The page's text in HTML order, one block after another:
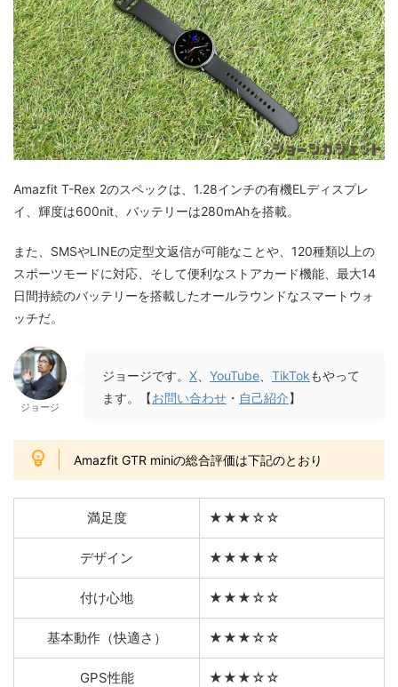
Amazfit T-Rex 2のスペックは、1.28インチの有機ELディスプレ
イ、輝度は600nit、バッテリーは280mAhを搭載。
また、SMSやLINEの定型文返信が可能なことや、120種類以上の
スポーツモードに対応、そして便利なストアカード機能、最大14
日間持続のバッテリーを搭載したオールラウンドなスマートウォ
ッチだ。
ジョージ
ジョージです。 X YouTube TikTokもやって
ます。【お問い合わせ ・ 自己紹介】
Amazfit GTR miniの総合評価は下記のとおり
満足度 ★★★☆☆
デザイン ★★★★☆
付け心地 ★★★☆☆
基本動作（快適さ） ★★★☆☆
GPS性能 ★★★☆☆